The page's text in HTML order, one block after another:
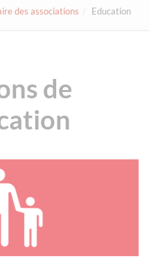
des associations Education
de